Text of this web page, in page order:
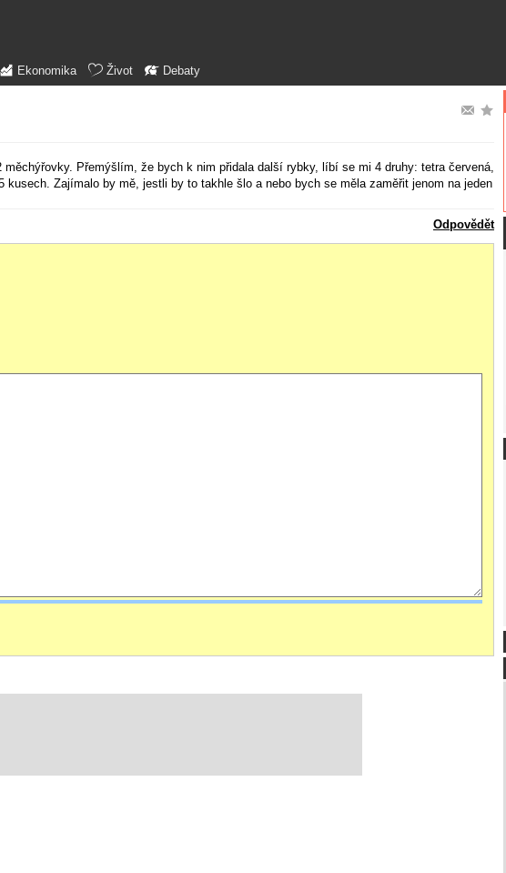
Ekonomika Život Debaty
Přemýšlím, že bych k nim přidala další rybky, líbí se mi 4 druhy: tetra červená,
Zajímalo by mě, jestli by to takhle šlo a nebo bych se měla zaměřit jenom na jeden
Odpovědět